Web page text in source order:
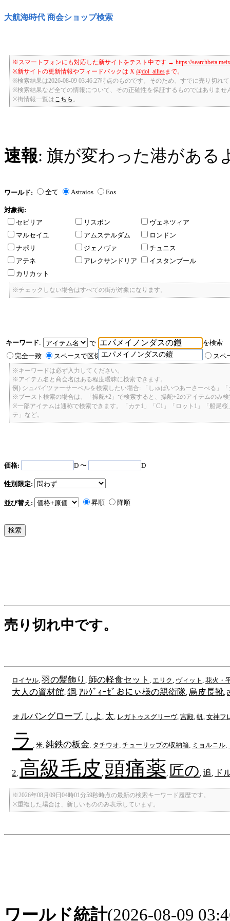
大航海時代 商会ショップ検索
※スマートフォンにも対応した新サイトをテスト中です → https://
※新サイトの更新情報やフィードバックは X @dol_alliesまで。
※検索結果は2026-08-09 03:46:27時点のものです。そのため、すでに売り切れ
※検索結果など全ての情報について、その正確性を保証するものではありませ
※街情報一覧は こちら
速報: 旗が変わった港がある
ワールド: 全て Astraios Eos
対象街:
セビリア
リスボン
ヴェネツィア
マルセイユ
アムステルダム
ロンドン
ナポリ
ジェノヴァ
チュニス
アテネ
アレクサンドリア
イスタンブール
カリカット
※チェックしない場合はすべての街が対象になります。
キーワード:
で
エパメイノンダスの鎧
を検索
完全一致
スペースで区切ったキーワードのいずれかを含む スペ
※キーワードは必ず入力してください。
※アイテム名と商会名はある程度曖昧に検索できます。
例) シュバイツァーサーベルを検索したい場合: 「しゅばいつあーさーべる」
※ブースト検索の場合は、「操舵+2」で検索すると、操舵+2のアイテムのみ
※一部アイテムは通称で検索できます。「カテ1」「C1」「ロット1」「船尾
テ」など。
価格: D 〜 D
性別限定:
並び替え: 昇順 降順
売り切れ中です。
ロイヤル 羽の髪飾り 師の軽食セット エリク ヴィット 花火・
大人の資材館 鋼 ｱﾙｳﾞｨｰｾﾞおにぃ様の親衛隊 烏皮長靴
ォルバングローブ しよ 太 レガトゥスグリーヴ, 宮殿 帆 女神フ
ラ 米 純鉄の板金 タチウオ チューリップの収納箱 ミョルニル
2 高級毛皮 頭痛薬 匠の 追 ド
※2026年08月09日04時01分59秒時点の最新の検索キーワード履歴です。
※重複した場合は、新しいもののみ表示しています。
ワールド統計(2026-08-09